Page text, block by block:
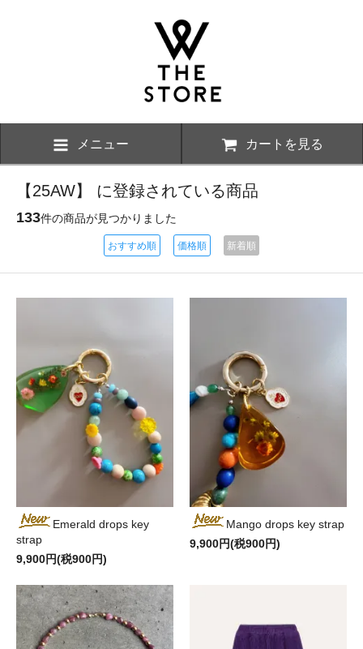
メニュー カートを見る
【25AW】 に登録されている商品
133件の商品が見つかりました
おすすめ順 価格順 新着順
Emerald drops key
strap
9,900円(税900円)
Mango drops key strap
9,900円(税900円)